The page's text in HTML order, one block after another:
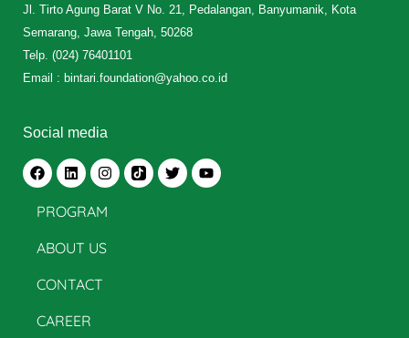
Jl. Tirto Agung Barat V No. 21, Pedalangan, Banyumanik, Kota
Semarang, Jawa Tengah, 50268
Telp. (024) 76401101
Email : bintari.foundation@yahoo.co.id
Social media
PROGRAM
ABOUT US
CONTACT
CAREER